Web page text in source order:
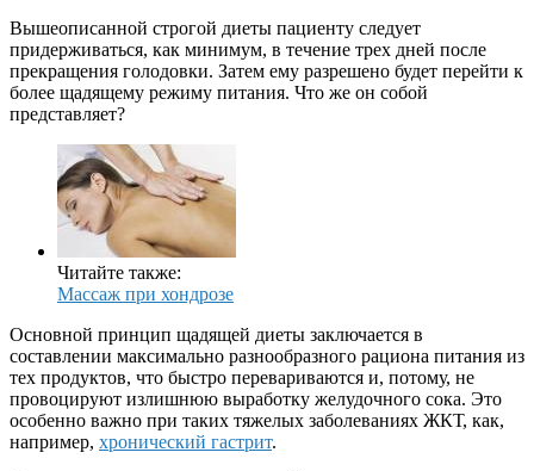
Вышеописанной строгой диеты пациенту следует
придерживаться, как минимум, в течение трех дней после
прекращения голодовки. Затем ему разрешено будет перейти к
более щадящему режиму питания. Что же он собой
представляет?
Читайте также:
Массаж при хондрозе
Основной принцип щадящей диеты заключается в
составлении максимально разнообразного рациона питания из
тех продуктов, что быстро перевариваются и, потому, не
провоцируют излишнюю выработку желудочного сока. Это
особенно важно при таких тяжелых заболеваниях ЖКТ, как,
например, хронический гастрит.